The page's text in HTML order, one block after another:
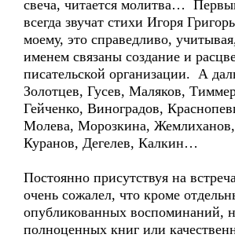
свеча, читается молитва…
всегда звучат стихи Игоря
моему, это справедливо,
именем связаны создание и
писательской организации. А
Золотцев, Гусев, Маляков,
Гейченко, Виноградов,
Молева, Морозкина,
Куранов, Дегелев, Калкин…
Постоянно присутствуя на
очень сожалел, что кроме
опубликованных воспоминаний,
полноценных книг или